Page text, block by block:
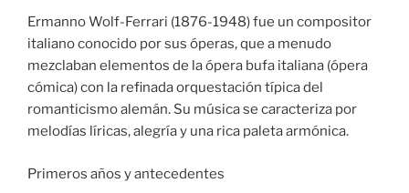
Ermanno Wolf-Ferrari (1876-1948) fue un compositor
italiano conocido por sus óperas, que a menudo
mezclaban elementos de la ópera bufa italiana (ópera
cómica) con la refinada orquestación típica del
romanticismo alemán. Su música se caracteriza por
melodías líricas, alegría y una rica paleta armónica.
Primeros años y antecedentes